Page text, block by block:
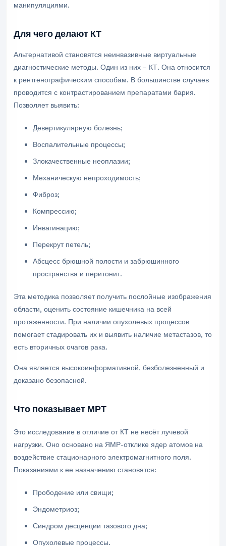
манипуляциями.
Для чего делают КТ
Альтернативой становятся неинвазивные виртуальные
диагностические методы. Один из них – КТ. Она относится
к рентгенографическим способам. В большинстве случаев
проводится с контрастированием препаратами бария.
Позволяет выявить:
Девертикулярную болезнь;
Воспалительные процессы;
Злокачественные неоплазии;
Механическую непроходимость;
Фиброз;
Компрессию;
Инвагинацию;
Перекрут петель;
Абсцесс брюшной полости и забрюшинного
пространства и перитонит.
Эта методика позволяет получить послойные изображения
области, оценить состояние кишечника на всей
протяженности. При наличии опухолевых процессов
помогает стадировать их и выявить наличие метастазов, то
есть вторичных очагов рака.
Она является высокоинформативной, безболезненный и
доказано безопасной.
Что показывает МРТ
Это исследование в отличие от КТ не несёт лучевой
нагрузки. Оно основано на ЯМР-отклике ядер атомов на
воздействие стационарного электромагнитного поля.
Показаниями к ее назначению становятся:
Прободение или свищи;
Эндометриоз;
Синдром десценции тазового дна;
Опухолевые процессы.